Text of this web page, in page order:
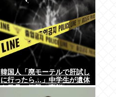
韓国人「廃モーテルで肝試し
に行ったら…」中学生が遺体
を発見、衝撃の事態に